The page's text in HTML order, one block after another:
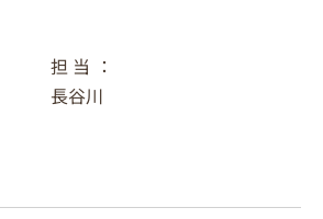
担当：
長谷川